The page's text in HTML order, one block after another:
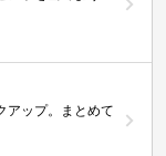
アップ。まとめて